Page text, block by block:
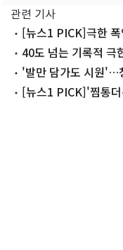
관련 기사
[뉴스1 PICK]극한
40도 넘는 기록적 극
대비 비상
'발만 담가도 시원'…
[뉴스1 PICK]'찜통